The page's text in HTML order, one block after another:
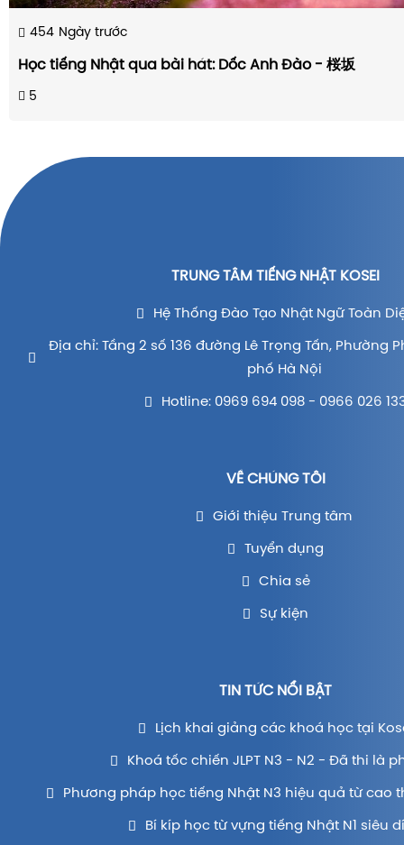
454 Ngày trước
Học tiếng Nhật qua bài hát: Dốc Anh Đào - 桜坂
5
TRUNG TÂM TIẾNG NHẬT KOSEI
Hệ Thống Đào Tạo Nhật Ngữ Toàn
Địa chỉ: Tầng 2 số 136 đường Lê Trọng Tấn, Phường
phố Hà Nội
Hotline: 0969 694 098 - 0966 026
VỀ CHÚNG TÔI
Giới thiệu Trung tâm
Tuyển dụng
Chia sẻ
Sự kiện
TIN TỨC NỔI BẬT
Lịch khai giảng các khoá học tại
Khoá tốc chiến JLPT N3 - N2 - Đã thi là
Phương pháp học tiếng Nhật N3 hiệu quả từ cao
Bí kíp học từ vựng tiếng Nhật N1 siêu